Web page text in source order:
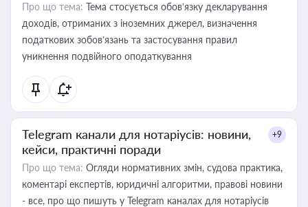
Про що тема: Тема стосується обов’язку декларування
доходів, отриманих з іноземних джерел, визначення
податкових зобов’язань та застосування правил
уникнення подвійного оподаткування
Telegram канали для нотаріусів: новини,
кейси, практичні поради
+9
Про що тема: Огляди нормативних змін, судова практика,
коментарі експертів, юридичні алгоритми, правові новини
- все, про що пишуть у Telegram каналах для нотаріусів